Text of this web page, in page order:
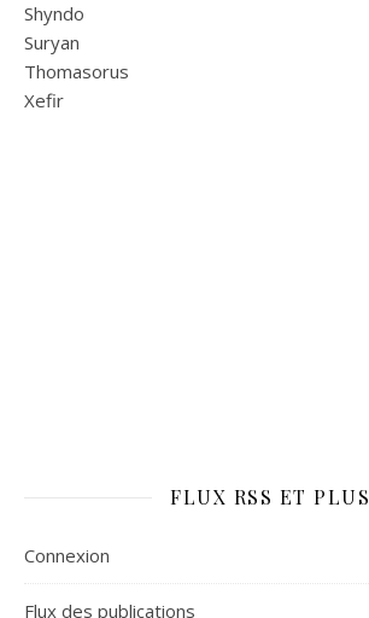
Shyndo
Suryan
Thomasorus
Xefir
FLUX RSS ET PLUS
Connexion
Flux des publications